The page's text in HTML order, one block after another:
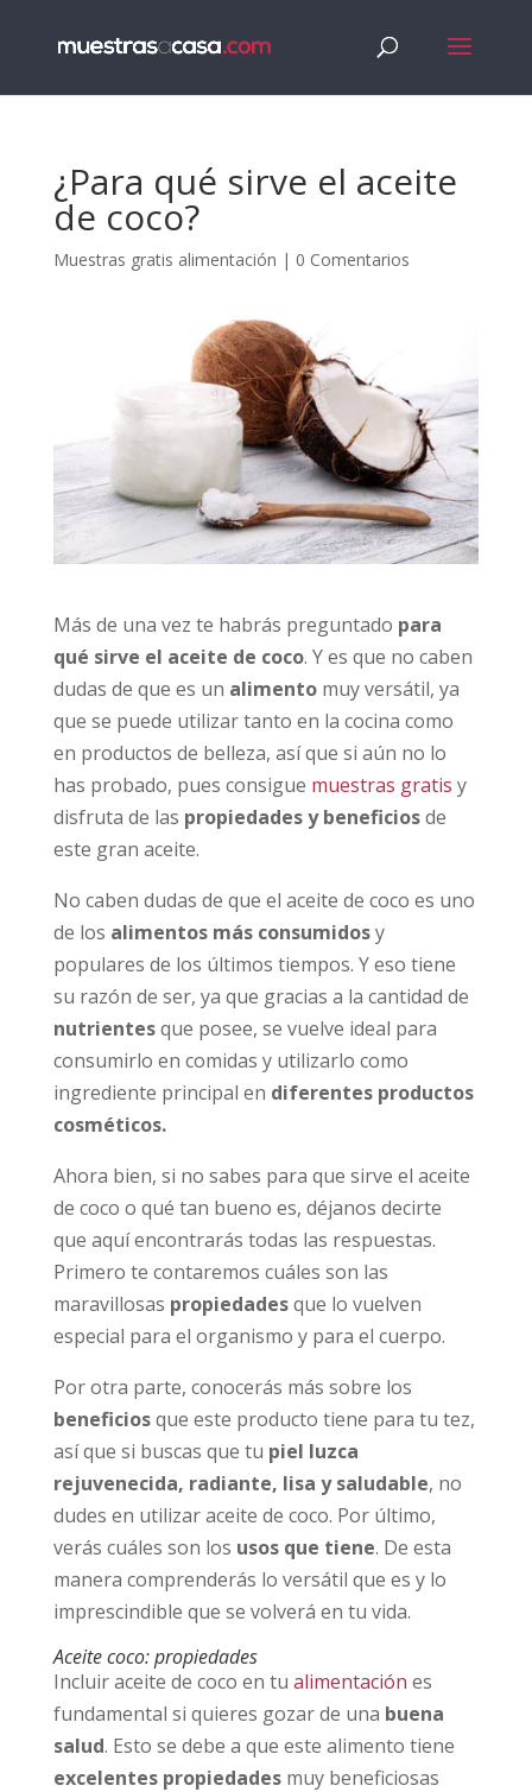
¿Para qué sirve el aceite
de coco?
Muestras gratis alimentación | 0 Comentarios
Más de una vez te habrás preguntado para
qué sirve el aceite de coco. Y es que no caben
dudas de que es un alimento muy versátil, ya
que se puede utilizar tanto en la cocina como
en productos de belleza, así que si aún no lo
has probado, pues consigue muestras gratis y
disfruta de las propiedades y beneficiosde
este gran aceite.
No caben dudas de que el aceite de coco es uno
de los alimentos más consumidosy
populares de los últimos tiempos. Y eso tiene
su razón de ser, ya que gracias a la cantidad de
nutrientesque posee, se vuelve ideal para
consumirlo en comidas y utilizarlo como
ingrediente principal en diferentes productos
cosméticos.
Ahora bien, si no sabes para que sirve el aceite
de coco o qué tan bueno es, déjanos decirte
que aquí encontrarás todas las respuestas.
Primero te contaremos cuáles son las
maravillosas propiedadesque lo vuelven
especial para el organismo y para el cuerpo.
Por otra parte, conocerás más sobre los
beneficiosque este producto tiene para tu tez,
así que si buscas que tu piel luzca
rejuvenecida, radiante, lisa y saludable, no
dudes en utilizar aceite de coco. Por último,
verás cuáles son los usos que tiene. De esta
manera comprenderás lo versátil que es y lo
imprescindible que se volverá en tu vida.
Aceite coco: propiedades
Incluir aceite de coco en tu alimentación es
fundamental si quieres gozar de una buena
salud. Esto se debe a que este alimento tiene
excelentes propiedadesmuy beneficiosas